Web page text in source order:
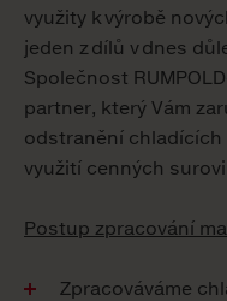
využity k výrobě
jeden z dílů v dnes
Společnost
partner, který Vám
odstranění chladících
využití cenných
Postup zpracování
Zpracováváme